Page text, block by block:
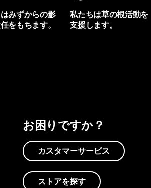
みずからの影
をもちます。
私たちは草の根活動を
支援します。
お困りですか？
カスタマーサービス
ストアを探す